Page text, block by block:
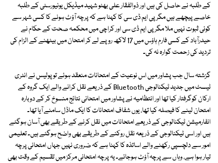
کے طلبہ نے حاصل کی ہیں اور ذوالفقار علی بھٹو شہید میڈیکل یونیورسٹی کے طلبہ
خاصے پیچھے ہیں مگر پی ایم ڈی سی کا کہنا ہے کہ پرچہ آؤٹ ہونے کا کسی شہر سے
کوئی ثبوت نہیں ملا مگر پی ایم ڈی سی اور کراچی میں محکمہ صحت کے حکام نے
حیدرآباد کے کسی فارم ہاؤس میں 17 لاکھ روپے لے کر امتحان میں بیٹھنے کے الزام کی
تردید کی زحمت گوارہ نہ کی۔
گزشتہ سال جب پشاور میں اس نوعیت کے امتحانات منعقد ہوئے تو پولیس نے انٹری
ٹیسٹ میں جدید ٹیکنالوجی Bluetooth کے ذریعے نقل کرانے والے ایک گروہ کے
ارکان کوگرفتار کیا تھا اور انتظامیہ نے پشاور میں امتحانی نتائج منسوخ کر کے دوبارہ
امتحان لینے کا فیصلہ کیا تھا، یوں شفاف امتحانات کا ایک ماڈل سامنے آیا تھا۔
انفارمیشن ٹیکنالوجی کے ذریعے امتحانات میں نقل کرنے کے طریقے بھی آسان ہوگئے
ہیں اور اسی ٹیکنالوجی کے ذریعہ نقل روکنے کے طریقے بھی واضح ہوگئے ہیں۔ تعلیمی
امور سے دلچسپی رکھنے والے اساتذہ کا کہنا ہے کہ ضروری نہیں جہاں امتحانی پرچہ
تیار ہوا ہے، وہاں سے پرچہ آؤٹ ہوجائے۔ یہ پرچہ امتحانی مرکز میں تقسیم کے وقت بھی